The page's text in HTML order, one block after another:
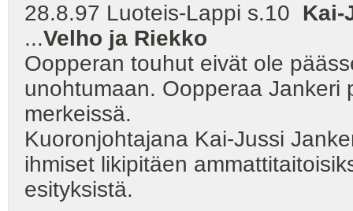
28.8.97 Luoteis-Lappi s.10 Kai-
...Velho ja Riekko
Oopperan touhut eivät ole
unohtumaan. Oopperaa Jankeri
merkeissä.
Kuoronjohtajana Kai-Jussi
ihmiset likipitäen
esityksistä.